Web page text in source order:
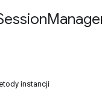
instancji